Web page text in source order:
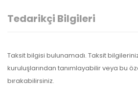
Tedarikçi Bilgileri
Taksit bilgisi bulunamadı. Taksit
kuruluşlarından tanımlayabilir veya bu
bırakabilirsiniz.